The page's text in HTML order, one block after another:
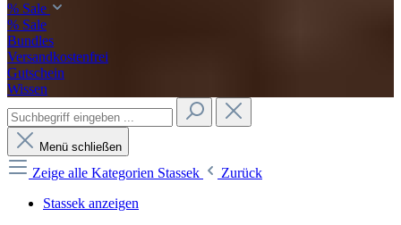
% Sale
% Sale
Bundles
Versandkostenfrei
Gutschein
Wissen
Menü schließen
Zeige alle Kategorien Stassek
Zurück
Stassek anzeigen